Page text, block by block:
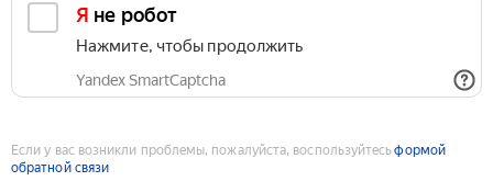
Я не робот
Нажмите, чтобы продолжить
Yandex SmartCaptcha
Если у вас возникли проблемы, пожалуйста, воспользуйтесьформой
обратной связи